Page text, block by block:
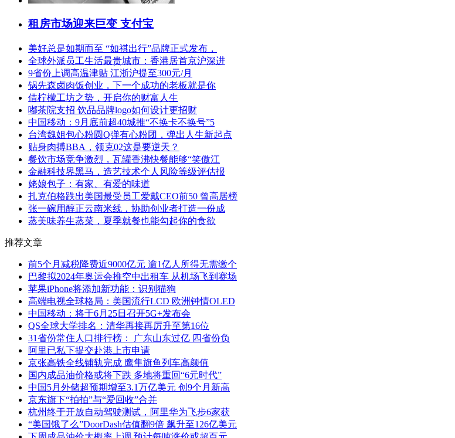
租房市场迎来巨变 支付宝
美好总是如期而至 “如祺出行”品牌正式发布，
全球外派员工生活最贵城市：香港居首京沪深进
9省份上调高温津贴 江浙沪提至300元/月
锅先森卤肉饭创业，下一个成功的老板就是你
借柠檬工坊之势，开启你的财富人生
嘟茶院支招 饮品品牌logo如何设计更招财
中国移动：9月底前超40城推“不换卡不换号”5
台湾魏姐包心粉圆Q弹有心粉团，弹出人生新起点
贴身肉搏BBA，领克02这是要逆天？
餐饮市场竞争激烈，瓦罐香沸快餐能够“笑傲江
金融科技界黑马，造艺技术个人风险等级评估报
姥娘包子：有家、有爱的味道
扎克伯格跌出美国最受员工爱戴CEO前50 曾高居榜
张一碗用醇正云南米线，协助创业者打造一份成
蒸美味养生蒸菜，夏季就餐也能勾起你的食欲
推荐文章
前5个月减税降费近9000亿元 逾1亿人所得无需缴个
巴黎拟2024年奥运会推空中出租车 从机场飞到赛场
苹果iPhone将添加新功能：识别猫狗
高端电视全球格局：美国流行LCD 欧洲钟情OLED
中国移动：将于6月25日召开5G+发布会
QS全球大学排名：清华再接再厉升至第16位
31省份常住人口排行榜： 广东山东过亿 四省份负
阿里已私下提交赴港上市申请
京张高铁全线铺轨完成 鹰隼旗鱼列车高颜值
国内成品油价格或将下跌 多地将重回“6元时代”
中国5月外储超预期增至3.1万亿美元 创9个月新高
京东旗下“拍拍”与“爱回收”合并
杭州终于开放自动驾驶测试，阿里华为飞步6家获
“美国饿了么”DoorDash估值翻9倍 飙升至126亿美元